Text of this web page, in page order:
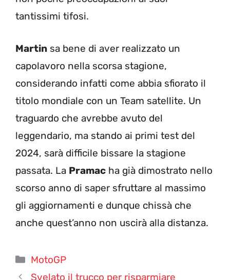
tantissimi tifosi.
Martin sa bene di aver realizzato un
capolavoro nella scorsa stagione,
considerando infatti come abbia sfiorato il
titolo mondiale con un Team satellite. Un
traguardo che avrebbe avuto del
leggendario, ma stando ai primi test del
2024, sarà difficile bissare la stagione
passata. La Pramac ha già dimostrato nello
scorso anno di saper sfruttare al massimo
gli aggiornamenti e dunque chissà che
anche quest’anno non uscirà alla distanza.
Categorie
MotoGP
Svelato il trucco per risparmiare